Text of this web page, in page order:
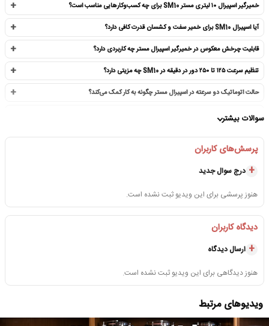
مناسب پیتزا، نان فانتزی، رستوران، کافه و شروع کار حرفه‌ای.
برای خمیر، اسپیرال انتخاب دقیق‌تری از میکسر قنادی است.
وزن واقعی خمیر به فرمول، آرد و درصد آب بستگی دارد.
برای کار پشت سر هم و حجم بالا، مدل بزرگ‌تر انتخاب بهتری است.
قبل از خرید، فضای نصب و حجم تولید روزانه را مشخص کنید.
صفحات مرتبط:
قیمت خمیرگیر اسپیرال ۱۰ لیتری مستر
دسته خمیرگیر اسپیرال اویل تک
راهنمای خرید خمیرگیر اسپیرال
مشاوره خرید خمیرگیر اسپیرال MASTER در اویل تک
حجم تولید روزانه، مدل ۱۰ لیتری یا ظرفیت‌های بالاتر، با واحد فروش تماس بگیرید.
آدرس نمایشگاه و واحد فروش:
خمیرگیر اسپیرال ۱۰ لیتری مستر SM10 برای چه کسب‌وکارهایی مناسب است؟
آیا اسپیرال SM10 برای خمیر سفت و کشسان قدرت کافی دارد؟
قابلیت چرخش معکوس در خمیرگیر اسپیرال مستر چه کاربردی دارد؟
تنظیم سرعت ۱۲۵ تا ۲۵۰ دور در دقیقه در SM10 چه مزیتی دارد؟
حالت اتوماتیک دو سرعته در اسپیرال مستر چگونه به کار کمک می‌کند؟
موتور اینورتردار در خمیرگیر اسپیرال مستر چه اهمیتی دارد؟
چرا اسپیرال برای خمیر پیتزا بهتر از میکسر قنادی است؟
آیا خمیرگیر اسپیرال مستر گارانتی دارد؟
چرا اسپیرال مستر تایوان از نظر ارزش خرید مهم است؟
چه زمانی مدل ۱۰ لیتری برای کار ما کوچک می‌شود؟
سوالات بیشتر
پرسش‌های کاربران
درج سوال جدید
هنوز پرسشی برای این ویدیو ثبت نشده است.
دیدگاه کاربران
ارسال دیدگاه
هنوز دیدگاهی برای این ویدیو ثبت نشده است.
ویدیوهای مرتبط